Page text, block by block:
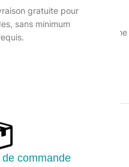
gratuite pour
sans minimum
commande
et le traitement des
détruit les mauvaises
et laisse une odeur fraîche
un désinfectant selon la